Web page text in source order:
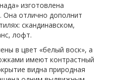
изготовлена
Она отлично дополнит
скандинавском,
лофт.
в цвет «белый воск», а
имеют контрастный
видна природная